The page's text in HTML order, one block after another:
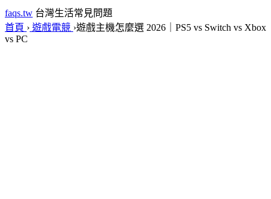
faqs.tw 台灣生活常見問題
首頁 › 遊戲電競 ›遊戲主機怎麼選 2026｜PS5 vs Switch vs Xbox
vs PC